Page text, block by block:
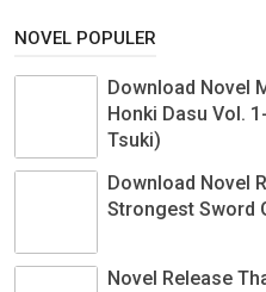
NOVEL POPULER
Download Novel
Honki Dasu Vol.
Tsuki)
Download Novel
Strongest Sword
Novel Release